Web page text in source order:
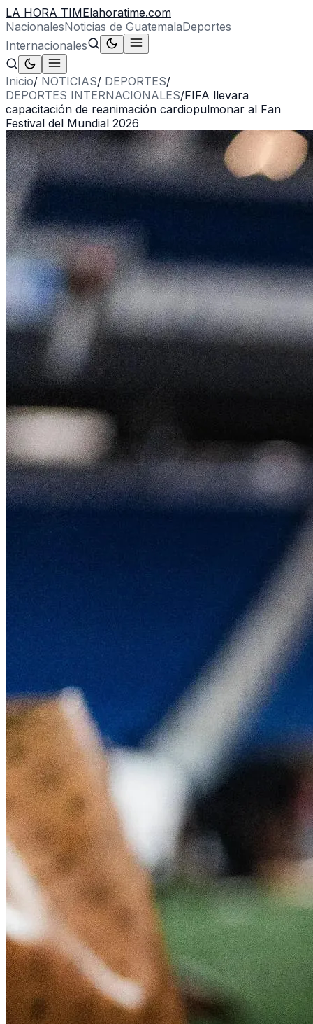
LA HORA TIMElahoratime.com
NacionalesNoticias de GuatemalaDeportes
Internacionales
Inicio/ NOTICIAS/ DEPORTES/
DEPORTES INTERNACIONALES/FIFA llevara
capacitación de reanimación cardiopulmonar al Fan
Festival del Mundial 2026